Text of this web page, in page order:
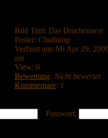
Bild Titel: Das Drachennest
Poster: Chaibling
Verfasst am: Mi Apr 29,
am
View: 0
Bewertung: Nicht bewertet
Kommentare: 1
Passwort: